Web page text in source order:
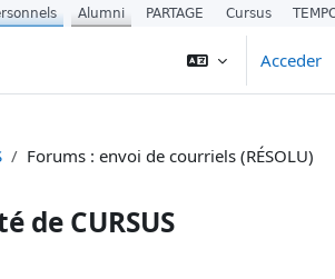
Acceder
Forums : envoi de courriels (RÉSOLU)
de CURSUS
Alumni PARTAGE Cursus